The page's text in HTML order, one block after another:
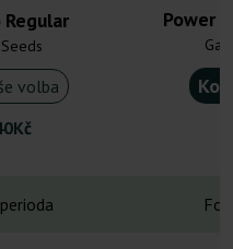
Regular
volba
Power